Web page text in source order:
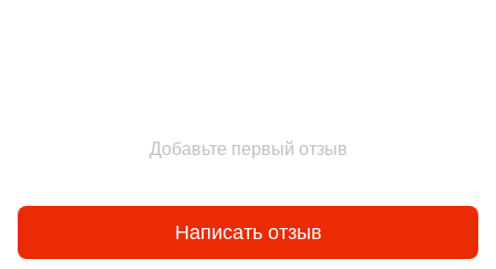
Добавьте первый отзыв
Написать отзыв